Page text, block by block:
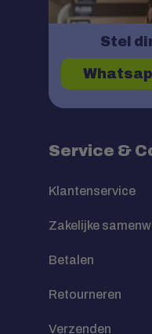
Stel
Service &
Klantenservice
Zakelijke
Betalen
Retourneren
Verzenden